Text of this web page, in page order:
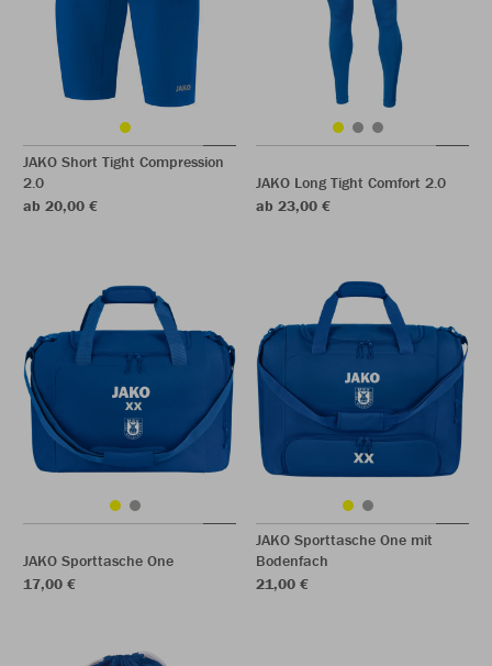
JAKO Short Tight Compression
2.0
ab 20,00 €
JAKO Long Tight Comfort 2.0
ab 23,00 €
JAKO Sporttasche One
17,00 €
JAKO Sporttasche One mit
Bodenfach
21,00 €